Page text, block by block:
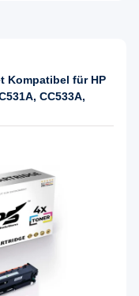
Kompatibel für HP
CC533A,